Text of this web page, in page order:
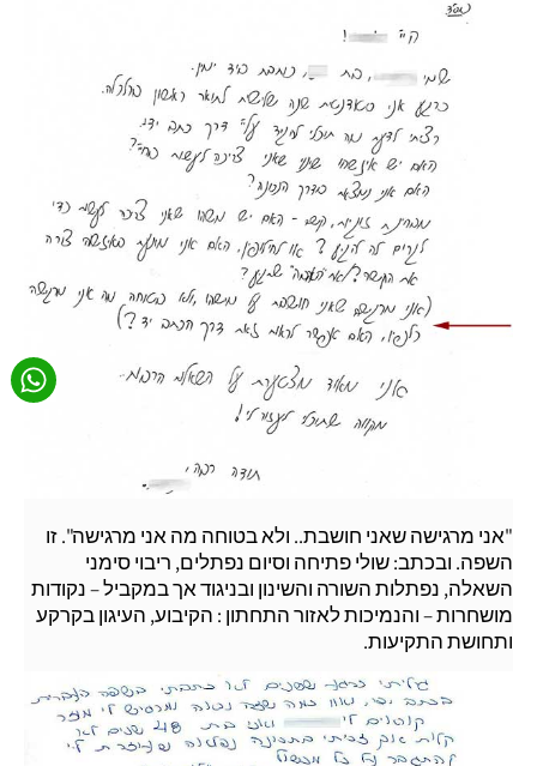
"אני מרגישה שאני חושבת.. ולא בטוחה מה אני מרגישה". זו
השפה. ובכתב: שולי פתיחה וסיום נפתלים, ריבוי סימני
השאלה, נפתלות השורה והשינון ובניגוד אך במקביל – נקודות
מושחרות – והנמיכות לאזור התחתון : הקיבוע, העיגון בקרקע
ותחושת התקיעות.